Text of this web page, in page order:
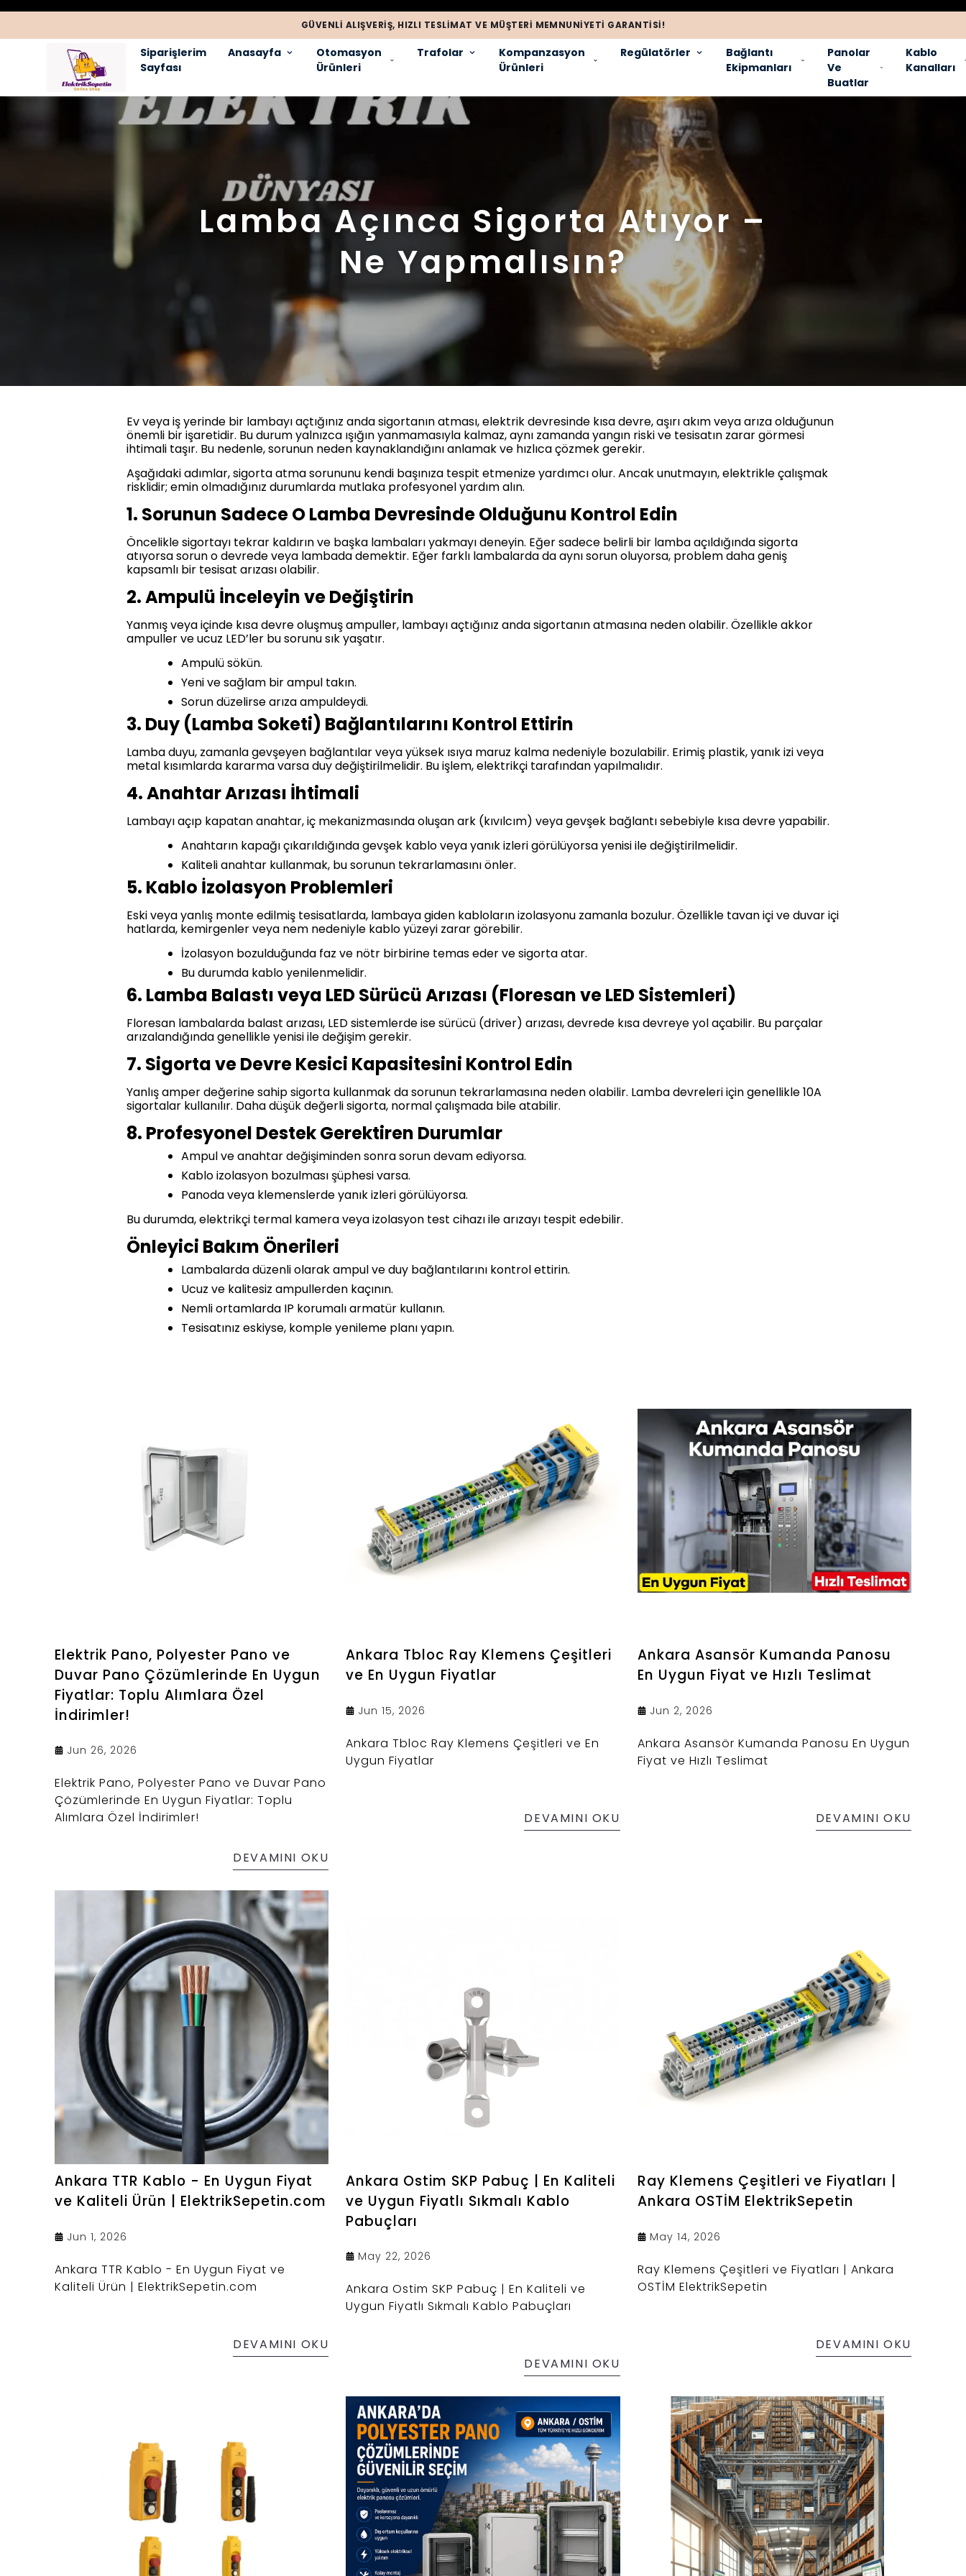
GÜVENLI ALIŞVERIŞ, HIZLI TESLIMAT VE MÜŞTERI MEMNUNIYETI GARANTISI!
Siparişlerim
Sayfası
Anasayfa
Otomasyon
Ürünleri
Trafolar
Kompanzasyon
Ürünleri
Regülatörler
Bağlantı
Ekipmanları
Panolar
Ve
Buatlar
Kablo
Kanalları
Lamba Açınca Sigorta Atıyor –
Ne Yapmalısın?
Ev veya iş yerinde bir lambayı açtığınız anda sigortanın atması, elektrik devresinde kısa devre, aşırı akım veya arıza olduğunun
önemli bir işaretidir. Bu durum yalnızca ışığın yanmamasıyla kalmaz, aynı zamanda yangın riski ve tesisatın zarar görmesi
ihtimali taşır. Bu nedenle, sorunun neden kaynaklandığını anlamak ve hızlıca çözmek gerekir.
Aşağıdaki adımlar, sigorta atma sorununu kendi başınıza tespit etmenize yardımcı olur. Ancak unutmayın, elektrikle çalışmak
risklidir; emin olmadığınız durumlarda mutlaka profesyonel yardım alın.
1. Sorunun Sadece O Lamba Devresinde Olduğunu Kontrol Edin
Öncelikle sigortayı tekrar kaldırın ve başka lambaları yakmayı deneyin. Eğer sadece belirli bir lamba açıldığında sigorta
atıyorsa sorun o devrede veya lambada demektir. Eğer farklı lambalarda da aynı sorun oluyorsa, problem daha geniş
kapsamlı bir tesisat arızası olabilir.
2. Ampulü İnceleyin ve Değiştirin
Yanmış veya içinde kısa devre oluşmuş ampuller, lambayı açtığınız anda sigortanın atmasına neden olabilir. Özellikle akkor
ampuller ve ucuz LED’ler bu sorunu sık yaşatır.
Ampulü sökün.
Yeni ve sağlam bir ampul takın.
Sorun düzelirse arıza ampuldeydi.
3. Duy (Lamba Soketi) Bağlantılarını Kontrol Ettirin
Lamba duyu, zamanla gevşeyen bağlantılar veya yüksek ısıya maruz kalma nedeniyle bozulabilir. Erimiş plastik, yanık izi veya
metal kısımlarda kararma varsa duy değiştirilmelidir. Bu işlem, elektrikçi tarafından yapılmalıdır.
4. Anahtar Arızası İhtimali
Lambayı açıp kapatan anahtar, iç mekanizmasında oluşan ark (kıvılcım) veya gevşek bağlantı sebebiyle kısa devre yapabilir.
Anahtarın kapağı çıkarıldığında gevşek kablo veya yanık izleri görülüyorsa yenisi ile değiştirilmelidir.
Kaliteli anahtar kullanmak, bu sorunun tekrarlamasını önler.
5. Kablo İzolasyon Problemleri
Eski veya yanlış monte edilmiş tesisatlarda, lambaya giden kabloların izolasyonu zamanla bozulur. Özellikle tavan içi ve duvar içi
hatlarda, kemirgenler veya nem nedeniyle kablo yüzeyi zarar görebilir.
İzolasyon bozulduğunda faz ve nötr birbirine temas eder ve sigorta atar.
Bu durumda kablo yenilenmelidir.
6. Lamba Balastı veya LED Sürücü Arızası (Floresan ve LED Sistemleri)
Floresan lambalarda balast arızası, LED sistemlerde ise sürücü (driver) arızası, devrede kısa devreye yol açabilir. Bu parçalar
arızalandığında genellikle yenisi ile değişim gerekir.
7. Sigorta ve Devre Kesici Kapasitesini Kontrol Edin
Yanlış amper değerine sahip sigorta kullanmak da sorunun tekrarlamasına neden olabilir. Lamba devreleri için genellikle 10A
sigortalar kullanılır. Daha düşük değerli sigorta, normal çalışmada bile atabilir.
8. Profesyonel Destek Gerektiren Durumlar
Ampul ve anahtar değişiminden sonra sorun devam ediyorsa.
Kablo izolasyon bozulması şüphesi varsa.
Panoda veya klemenslerde yanık izleri görülüyorsa.
Bu durumda, elektrikçi termal kamera veya izolasyon test cihazı ile arızayı tespit edebilir.
Önleyici Bakım Önerileri
Lambalarda düzenli olarak ampul ve duy bağlantılarını kontrol ettirin.
Ucuz ve kalitesiz ampullerden kaçının.
Nemli ortamlarda IP korumalı armatür kullanın.
Tesisatınız eskiyse, komple yenileme planı yapın.
Elektrik Pano, Polyester Pano ve
Duvar Pano Çözümlerinde En Uygun
Fiyatlar: Toplu Alımlara Özel
İndirimler!
Jun 26, 2026
Elektrik Pano, Polyester Pano ve Duvar Pano
Çözümlerinde En Uygun Fiyatlar: Toplu
Alımlara Özel İndirimler!
DEVAMINI OKU
Ankara Tbloc Ray Klemens Çeşitleri
ve En Uygun Fiyatlar
Jun 15, 2026
Ankara Tbloc Ray Klemens Çeşitleri ve En
Uygun Fiyatlar
DEVAMINI OKU
Ankara Asansör Kumanda Panosu
En Uygun Fiyat ve Hızlı Teslimat
Jun 2, 2026
Ankara Asansör Kumanda Panosu En Uygun
Fiyat ve Hızlı Teslimat
DEVAMINI OKU
Ankara TTR Kablo - En Uygun Fiyat
ve Kaliteli Ürün | ElektrikSepetin.com
Jun 1, 2026
Ankara TTR Kablo - En Uygun Fiyat ve
Kaliteli Ürün | ElektrikSepetin.com
DEVAMINI OKU
Ankara Ostim SKP Pabuç | En Kaliteli
ve Uygun Fiyatlı Sıkmalı Kablo
Pabuçları
May 22, 2026
Ankara Ostim SKP Pabuç | En Kaliteli ve
Uygun Fiyatlı Sıkmalı Kablo Pabuçları
DEVAMINI OKU
Ray Klemens Çeşitleri ve Fiyatları |
Ankara OSTİM ElektrikSepetin
May 14, 2026
Ray Klemens Çeşitleri ve Fiyatları | Ankara
OSTİM ElektrikSepetin
DEVAMINI OKU